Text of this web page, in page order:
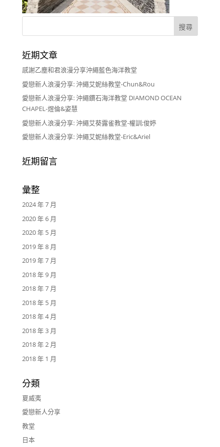
近期文章
感謝乙塵和君浪漫分享沖繩藍色海洋教堂
愛戀新人浪漫分享: 沖繩艾妮絲教堂-Chun&Rou
愛戀新人浪漫分享: 沖繩鑽石海洋教堂 DIAMOND OCEAN
CHAPEL-煜倫&姿慧
愛戀新人浪漫分享: 沖繩艾葵露雀教堂-權訓;俊婷
愛戀新人浪漫分享: 沖繩艾妮絲教堂-Eric&Ariel
近期留言
彙整
2024 年 7 月
2020 年 6 月
2020 年 5 月
2019 年 8 月
2019 年 7 月
2018 年 9 月
2018 年 7 月
2018 年 5 月
2018 年 4 月
2018 年 3 月
2018 年 2 月
2018 年 1 月
分類
夏威夷
愛戀新人分享
教堂
日本